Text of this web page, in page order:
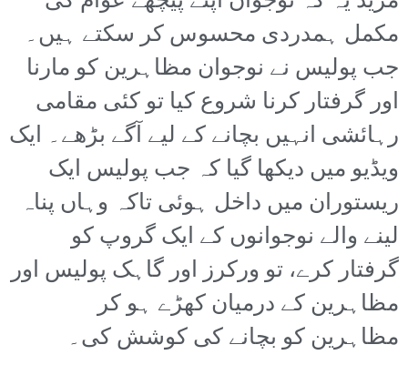
مکمل ہمدردی محسوس کر سکتے ہیں۔
جب پولیس نے نوجوان مظاہرین کو مارنا
اور گرفتار کرنا شروع کیا تو کئی مقامی
رہائشی انہیں بچانے کے لیے آگے بڑھے۔ ایک
ویڈیو میں دیکھا گیا کہ جب پولیس ایک
ریستوران میں داخل ہوئی تاکہ وہاں پناہ
لینے والے نوجوانوں کے ایک گروپ کو
گرفتار کرے، تو ورکرز اور گاہک پولیس اور
مظاہرین کے درمیان کھڑے ہو کر
مظاہرین کو بچانے کی کوشش کی۔